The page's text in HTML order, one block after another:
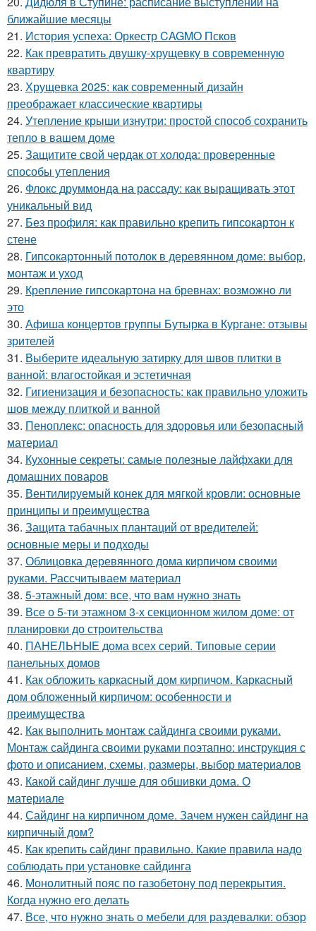
ближайшие месяцы
21. История успеха: Оркестр CAGMO Псков
22. Как превратить двушку-хрущевку в современную
квартиру
23. Хрущевка 2025: как современный дизайн
преображает классические квартиры
24. Утепление крыши изнутри: простой способ сохранить
тепло в вашем доме
25. Защитите свой чердак от холода: проверенные
способы утепления
26. Флокс друммонда на рассаду: как выращивать этот
уникальный вид
27. Без профиля: как правильно крепить гипсокартон к
стене
28. Гипсокартонный потолок в деревянном доме: выбор,
монтаж и уход
29. Крепление гипсокартона на бревнах: возможно ли
это
30. Афиша концертов группы Бутырка в Кургане: отзывы
зрителей
31. Выберите идеальную затирку для швов плитки в
ванной: влагостойкая и эстетичная
32. Гигиенизация и безопасность: как правильно уложить
шов между плиткой и ванной
33. Пеноплекс: опасность для здоровья или безопасный
материал
34. Кухонные секреты: самые полезные лайфхаки для
домашних поваров
35. Вентилируемый конек для мягкой кровли: основные
принципы и преимущества
36. Защита табачных плантаций от вредителей:
основные меры и подходы
37. Облицовка деревянного дома кирпичом своими
руками. Рассчитываем материал
38. 5-этажный дом: все, что вам нужно знать
39. Все о 5-ти этажном 3-х секционном жилом доме: от
планировки до строительства
40. ПАНЕЛЬНЫЕ дома всех серий. Типовые серии
панельных домов
41. Как обложить каркасный дом кирпичом. Каркасный
дом обложенный кирпичом: особенности и
преимущества
42. Как выполнить монтаж сайдинга своими руками.
Монтаж сайдинга своими руками поэтапно: инструкция с
фото и описанием, схемы, размеры, выбор материалов
43. Какой сайдинг лучше для обшивки дома. О
материале
44. Сайдинг на кирпичном доме. Зачем нужен сайдинг на
кирпичный дом?
45. Как крепить сайдинг правильно. Какие правила надо
соблюдать при установке сайдинга
46. Монолитный пояс по газобетону под перекрытия.
Когда нужно его делать
47. Все, что нужно знать о мебели для раздевалки: обзор